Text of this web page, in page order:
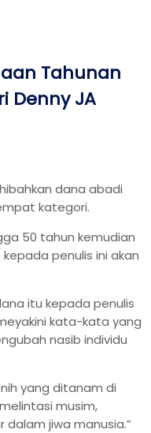
Tahunan
Denny JA
dana abadi
kategori.
50 tahun kemudian
penulis ini akan
itu kepada penulis
kata-kata yang
nasib individu
yang ditanam di
musim,
jiwa manusia.”